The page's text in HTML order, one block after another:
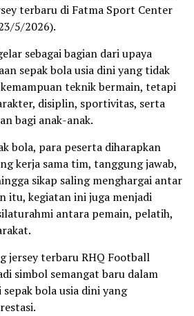
terbaru di Fatma Sport Center
5/2026).
sebagai bagian dari upaya
sepak bola usia dini yang tidak
teknik bermain, tetapi
disiplin, sportivitas, serta
bagi anak-anak.
bola, para peserta diharapkan
kerja sama tim, tanggung jawab,
sikap saling menghargai antar
itu, kegiatan ini juga menjadi
antara pemain, pelatih,
jersey terbaru RHQ Football
simbol semangat baru dalam
bola usia dini yang